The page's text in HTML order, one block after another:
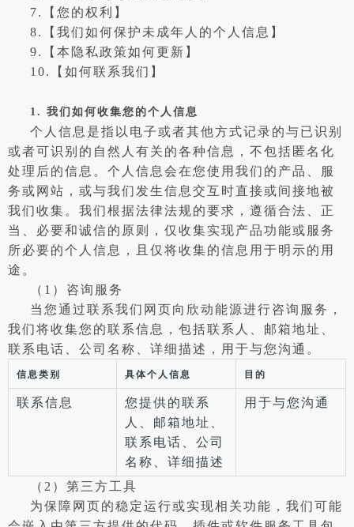
7.【您的权利】
8.【我们如何保护未成年人的个人信息】
9.【本隐私政策如何更新】
10.【如何联系我们】
1. 我们如何收集您的个人信息
个人信息是指以电子或者其他方式记录的与已识别
或者可识别的自然人有关的各种信息，不包括匿名化
处理后的信息。个人信息会在您使用我们的产品、服
务或网站，或与我们发生信息交互时直接或间接地被
我们收集。我们根据法律法规的要求，遵循合法、正
当、必要和诚信的原则，仅收集实现产品功能或服务
所必要的个人信息，且仅将收集的信息用于明示的用
途。
（1）咨询服务
当您通过联系我们网页向欣动能源进行咨询服务，
我们将收集您的联系信息，包括联系人、邮箱地址、
联系电话、公司名称、详细描述，用于与您沟通。
信息类别 具体个人信息 目的
联系信息
您提供的联系
人、邮箱地址、
联系电话、公司
名称、详细描述
用于与您沟通
（2）第三方工具
为保障网页的稳定运行或实现相关功能，我们可能